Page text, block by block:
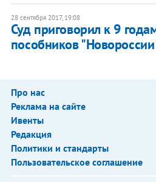
28 сентября 2017, 19:08
Суд приговорил к 9
пособников
Про нас
Реклама на сайте
Ивенты
Редакция
Политики и стандарты
Пользовательское соглашение